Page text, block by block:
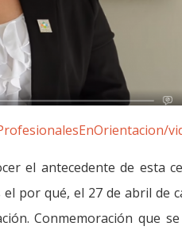
el antecedente de esta
por qué, el 27 de abril de
Conmemoración que